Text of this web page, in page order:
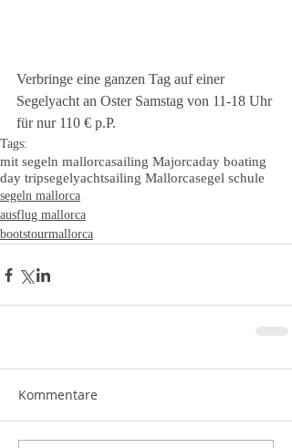
Verbringe eine ganzen Tag auf einer
Segelyacht an Oster Samstag von 11-18 Uhr
für nur 110 € p.P.
Tags:
mit segeln mallorcasailing Majorcaday boating
day tripsegelyachtsailing Mallorcasegel schule
segeln mallorca
ausflug mallorca
bootstourmallorca
Kommentare